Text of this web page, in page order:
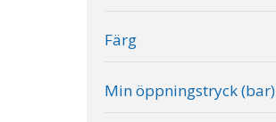
Färg
Min öppningstryck (bar)